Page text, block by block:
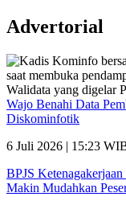
Advertorial
Wajo Benahi Data
Diskominfotik
6 Juli 2026 | 15:23
BPJS
Makin Mudahkan